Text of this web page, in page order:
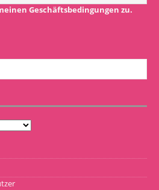
Geschäftsbedingungen zu.